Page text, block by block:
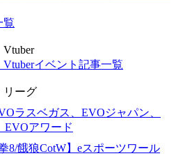
覧
イベント記事一覧
リーグ
ラスベガス、EVOジャパン、
EVOアワード
8/餓狼CotW】eスポーツワール